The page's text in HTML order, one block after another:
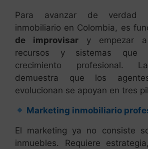
Para avanzar de verdad
inmobiliario en Colombia, es
de improvisar y empezar
recursos y sistemas que
crecimiento profesional.
demuestra que los
evolucionan se apoyan en tres
Marketing inmobiliario
El marketing ya no consiste
inmuebles. Requiere